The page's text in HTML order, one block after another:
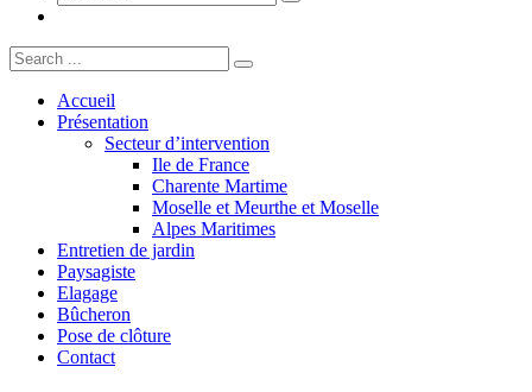
Accueil
Présentation
Secteur d’intervention
Ile de France
Charente Martime
Moselle et Meurthe et Moselle
Alpes Maritimes
Entretien de jardin
Paysagiste
Elagage
Bûcheron
Pose de clôture
Contact